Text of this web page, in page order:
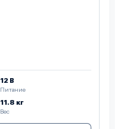
12 В
Питание
11.8 кг
Вес